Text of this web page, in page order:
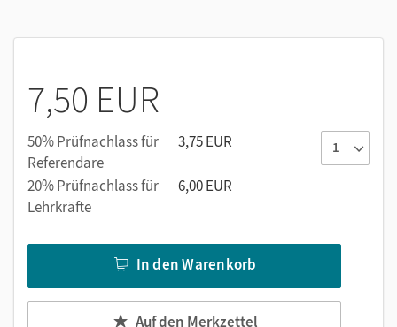
7,50 EUR
50% Prüfnachlass für
Referendare
3,75 EUR
20% Prüfnachlass für
Lehrkräfte
6,00 EUR
In den Warenkorb
Auf den Merkzettel